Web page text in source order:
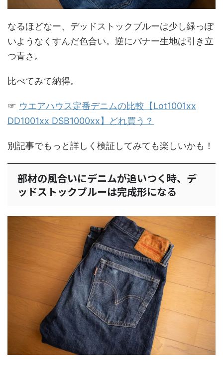
なるほどなー、デッドストックブルーは少し緑っぽ
いようなくすんだ色合い。逆にバナー生地は引き立
つ青さ。
比べてみて納得。
☞ ウエアハウス定番デニムの比較【Lot1001xx
DD1001xx DSB1000xx】どれ買う？
別記事でもっと詳しく検証してみても楽しいかも！
部材の風合いにデニムが追いつく時、デ
ッドストックブルーは完成形になる